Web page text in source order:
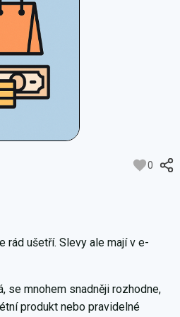
0
rád ušetří. Slevy ale mají v e-
se mnohem snadněji rozhodne,
produkt nebo pravidelné